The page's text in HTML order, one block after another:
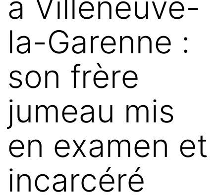
la-Garenne :
son frère
jumeau mis
en examen et
incarcéré